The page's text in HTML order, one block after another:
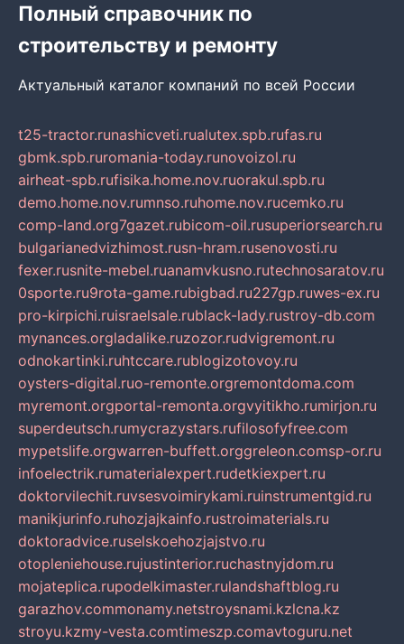
Полный справочник по
строительству и ремонту
Актуальный каталог компаний по всей России
t25-tractor.runashicveti.rualutex.spb.rufas.ru
gbmk.spb.ruromania-today.runovoizol.ru
airheat-spb.rufisika.home.nov.ruorakul.spb.ru
demo.home.nov.rumnso.ruhome.nov.rucemko.ru
comp-land.org7gazet.rubicom-oil.rusuperiorsearch.ru
bulgarianedvizhimost.rusn-hram.rusenovosti.ru
fexer.rusnite-mebel.ruanamvkusno.rutechnosaratov.ru
0sporte.ru9rota-game.rubigbad.ru227gp.ruwes-ex.ru
pro-kirpichi.ruisraelsale.rublack-lady.rustroy-db.com
mynances.orgladalike.ruzozor.rudvigremont.ru
odnokartinki.ruhtccare.rublogizotovoy.ru
oysters-digital.ruo-remonte.orgremontdoma.com
myremont.orgportal-remonta.orgvyitikho.rumirjon.ru
superdeutsch.rumycrazystars.rufilosofyfree.com
mypetslife.orgwarren-buffett.orggreleon.comsp-or.ru
infoelectrik.rumaterialexpert.rudetkiexpert.ru
doktorvilechit.ruvsesvoimirykami.ruinstrumentgid.ru
manikjurinfo.ruhozjajkainfo.rustroimaterials.ru
doktoradvice.ruselskoehozjajstvo.ru
otopleniehouse.rujustinterior.ruchastnyjdom.ru
mojateplica.rupodelkimaster.rulandshaftblog.ru
garazhov.commonamy.netstroysnami.kzlcna.kz
stroyu.kzmy-vesta.comtimeszp.comavtoguru.net